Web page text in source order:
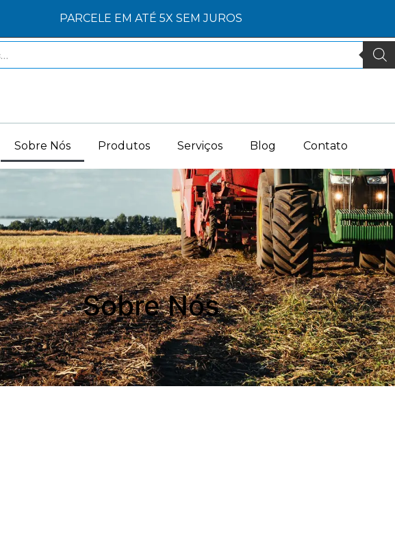
PARCELE EM ATÉ 5X SEM JUROS
Sobre Nós Produtos Serviços Blog Contato
Sobre Nós